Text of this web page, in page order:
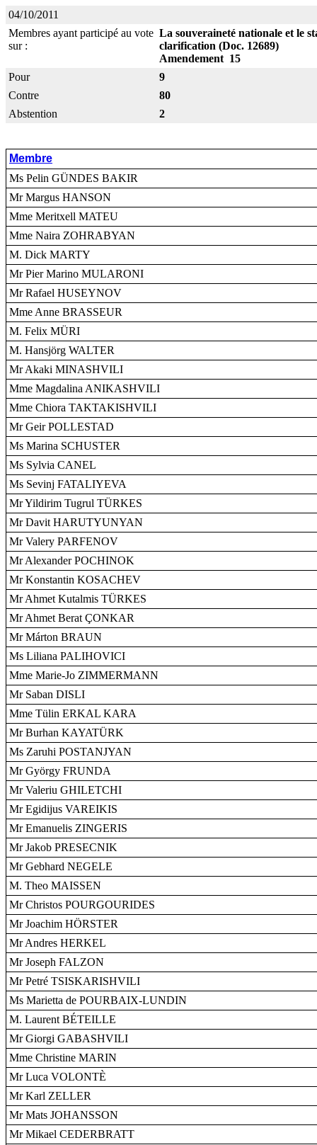
04/10/2011
Membres ayant participé au vote
sur :
La souveraineté nationale et le
clarification (Doc. 12689)
Amendement 15
Pour
9
Contre
80
Abstention
2
Membre
Ms Pelin GÜNDES BAKIR
Mr Margus HANSON
Mme Meritxell MATEU
Mme Naira ZOHRABYAN
M. Dick MARTY
Mr Pier Marino MULARONI
Mr Rafael HUSEYNOV
Mme Anne BRASSEUR
M. Felix MÜRI
M. Hansjörg WALTER
Mr Akaki MINASHVILI
Mme Magdalina ANIKASHVILI
Mme Chiora TAKTAKISHVILI
Mr Geir POLLESTAD
Ms Marina SCHUSTER
Ms Sylvia CANEL
Ms Sevinj FATALIYEVA
Mr Yildirim Tugrul TÜRKES
Mr Davit HARUTYUNYAN
Mr Valery PARFENOV
Mr Alexander POCHINOK
Mr Konstantin KOSACHEV
Mr Ahmet Kutalmis TÜRKES
Mr Ahmet Berat ÇONKAR
Mr Márton BRAUN
Ms Liliana PALIHOVICI
Mme Marie-Jo ZIMMERMANN
Mr Saban DISLI
Mme Tülin ERKAL KARA
Mr Burhan KAYATÜRK
Ms Zaruhi POSTANJYAN
Mr György FRUNDA
Mr Valeriu GHILETCHI
Mr Egidijus VAREIKIS
Mr Emanuelis ZINGERIS
Mr Jakob PRESECNIK
Mr Gebhard NEGELE
M. Theo MAISSEN
Mr Christos POURGOURIDES
Mr Joachim HÖRSTER
Mr Andres HERKEL
Mr Joseph FALZON
Mr Petré TSISKARISHVILI
Ms Marietta de POURBAIX-LUNDIN
M. Laurent BÉTEILLE
Mr Giorgi GABASHVILI
Mme Christine MARIN
Mr Luca VOLONTÈ
Mr Karl ZELLER
Mr Mats JOHANSSON
Mr Mikael CEDERBRATT